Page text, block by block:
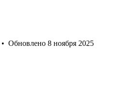
• Обновлено 8 ноября 2025